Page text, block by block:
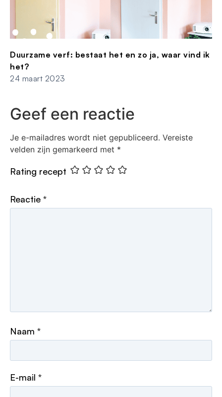
Duurzame verf: bestaat het en zo ja, waar vind ik
het?
24 maart 2023
Geef een reactie
Je e-mailadres wordt niet gepubliceerd. Vereiste
velden zijn gemarkeerd met *
Rating recept
Reactie *
Naam *
E-mail *